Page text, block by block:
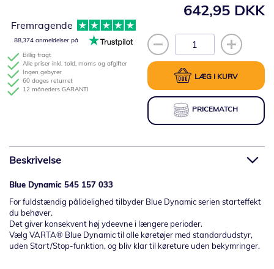
642,95 DKK
LÆG I KURV
PRICEMATCH
Billig fragt
Alle priser inkl. told, moms og afgifter
Ingen gebyrer
60 dages returret
12 måneders GARANTI
Fremragende
88,374 anmeldelser på
Beskrivelse
Blue Dynamic 545 157 033
For fuldstændig pålidelighed tilbyder Blue Dynamic serien starteffekt
du behøver.
Det giver konsekvent høj ydeevne i længere perioder.
Vælg VARTA® Blue Dynamic til alle køretøjer med standardudstyr,
uden Start/Stop-funktion, og bliv klar til køreture uden bekymringer.